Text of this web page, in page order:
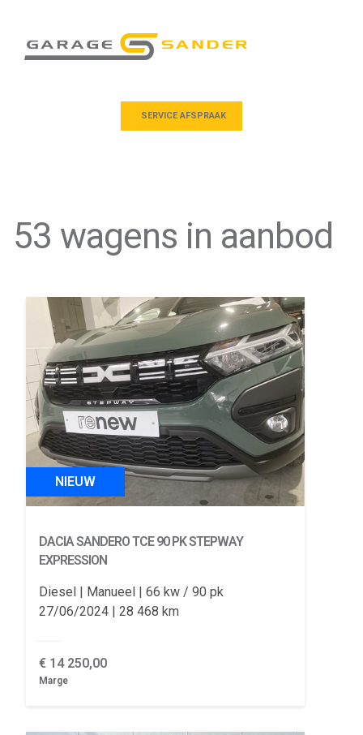
SERVICE AFSPRAAK
53 wagens in aanbod
NIEUW
DACIA SANDEROTCE 90 PK STEPWAY
EXPRESSION
Diesel Manueel
66 kw / 90 pk
27/06/2024
28 468 km
€ 14 250,00
Marge